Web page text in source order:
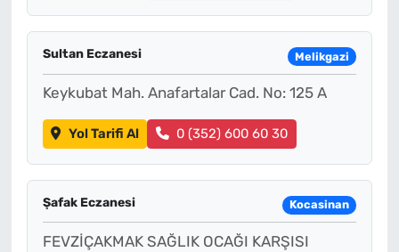
Sultan Eczanesi Melikgazi
Keykubat Mah. Anafartalar Cad. No: 125 A
Yol Tarifi Al 0 (352) 600 60 30
Şafak Eczanesi Kocasinan
FEVZİÇAKMAK SAĞLIK OCAĞI KARŞISI